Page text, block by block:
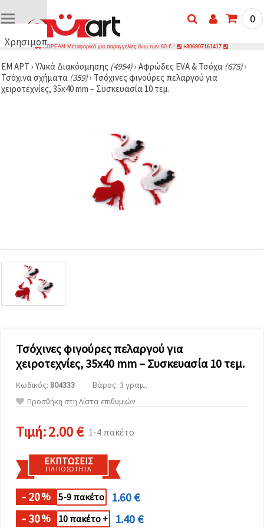
Χρησιμοποιούμε
🍪
Χρησιμοποιούμε
cookies και
αναλύουμε
επισκεψιμότητα
προβάλλουμε
πιο σχετικό
περιεχόμενο
άλλων με
τη βοήθεια
των
συνεργατών
μας για
χρησιμοποιήσετε
όλα τα
cookies
κάνοντας
κλικ στον
ιστότοπο!
0
ΔΩΡΕΑΝ Μεταφορικά για παραγγελίες άνω των 80 € ! +306907161417
ΕΜ ΑΡΤ › Υλικά Διακόσμησης (4954)› Αφρώδες EVA & Τσόχα (675)›
Τσόχινα σχήματα (359)› Τσόχινες φιγούρες πελαργού για
χειροτεχνίες, 35x40 mm – Συσκευασία 10 τεμ.
Τσόχινες φιγούρες πελαργού για
χειροτεχνίες, 35x40 mm – Συσκευασία 10 τεμ.
Κωδικός: 804333
Βάρος: 3 γραμ..
Προσθήκη στη Λίστα επιθυμιών
Τιμή:2.00 € 1-4 πακέτο
ΕΚΠΤΏΣΕΙΣ
ΓΙΑ ΠΟΣΌΤΗΤΑ
- 20% 5-9 πακέτο
1.60 €
- 30% 10 πακέτο + 1.40 €